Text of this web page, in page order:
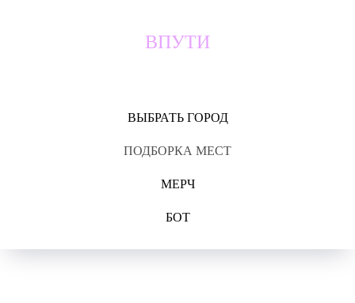
ВПУТИ
ВЫБРАТЬ ГОРОД
ПОДБОРКА МЕСТ
МЕРЧ
БОТ